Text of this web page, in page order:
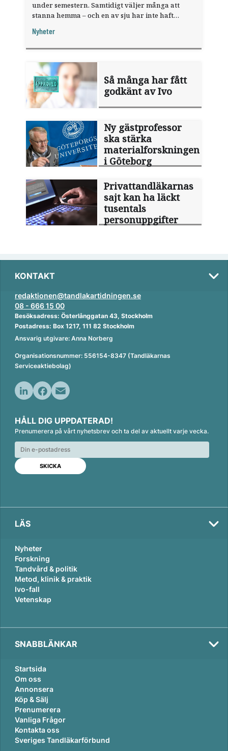
under semestern. Samtidigt väljer många att
stanna hemma – och en av sju har inte haft
fråga".
Nyheter
Så många har fått
godkänt av Ivo
Ny gästprofessor
ska stärka
materialforskningen
i Göteborg
Privattandläkarnas
sajt kan ha läckt
tusentals
personuppgifter
KONTAKT
redaktionen@tandlakartidningen.se
08 - 666 15 00
Besöksadress: Österlånggatan 43, Stockholm
Postadress: Box 1217, 111 82 Stockholm
Ansvarig utgivare: Anna Norberg
Organisationsnummer: 556154-8347 (Tandläkarnas
Serviceaktiebolag)
n
k
e
d
n
c
e
b
o
o
k
a
i
l
HÅLL DIG UPPDATERAD!
Prenumerera på vårt nyhetsbrev och ta del av aktuellt varje vecka.
LÄS
Nyheter
Forskning
Tandvård & politik
Metod, klinik & praktik
Ivo-fall
Vetenskap
SNABBLÄNKAR
Startsida
Om oss
Annonsera
Köp & Sälj
Prenumerera
Vanliga Frågor
Kontakta oss
Sveriges Tandläkarförbund